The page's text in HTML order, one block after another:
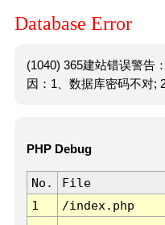
Database Error
(1040) 365建站错误警告
因：1、数据库密码不对;
PHP Debug
No. File
1
/index.php